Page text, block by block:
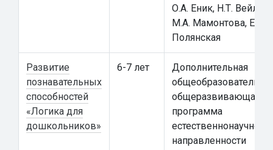
О.А. Еник, Н.Т.
М.А. Мамонтова, Е.А.
Полянская
Развитие
познавательных
способностей
«Логика для
дошкольников»
6-7 лет
Дополнительная
общеразвивающая
программа
естественнонаучной
направленности